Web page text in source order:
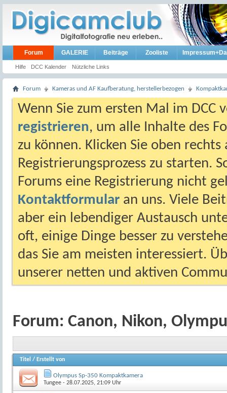
Forum
Hilfe DCC Kalender Nützliche Links
GALERIE Beiträge Zooliste
Forum Kameras und AF Kaufberatung, herstellerbezogen
Wenn Sie zum ersten Mal im DCC
registrieren, um alle Inhalte des
zu können. Klicken Sie oben
Registrierungsprozess zu starten.
Forums eine Registrierung nicht
Kontaktformular an uns. Viele
aber ein lebendiger Austausch
oft, einige Dinge besser zu
das Sie am meisten interessiert.
unserer netten und aktiven
Forum: Canon, Nikon,
Titel / Erstellt von
Olympus Sp-350 Kompaktkamera
Tungee - 28.07.2025, 21:09 Uhr